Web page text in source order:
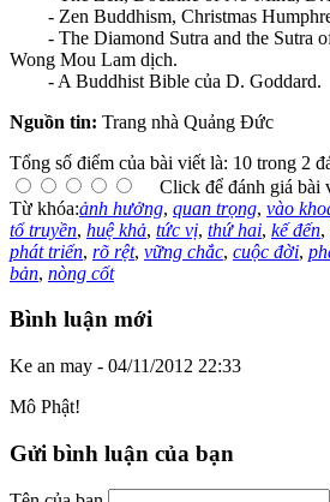
- Zen Buddhism, Christmas
- The Diamond Sutra and the Sutra
Wong Mou Lam dịch.
- A Buddhist Bible của D. Goddard.
Nguồn tin: Trang nhà Quảng Đức
Tổng số điểm của bài viết là: 10 trong 2
Click để đánh giá bài
Từ khóa:ảnh hưởng, quan trọng, vào
tổ truyền, huệ khả, tức vị, thứ hai, kế đến,
phát triển, rõ rệt, vững chắc, cuộc đời,
bản, nòng cốt
Bình luận mới
Ke an may - 04/11/2012 22:33
Mô Phật!
Gửi bình luận của bạn